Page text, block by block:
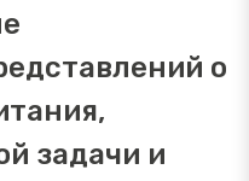
о
задачи и